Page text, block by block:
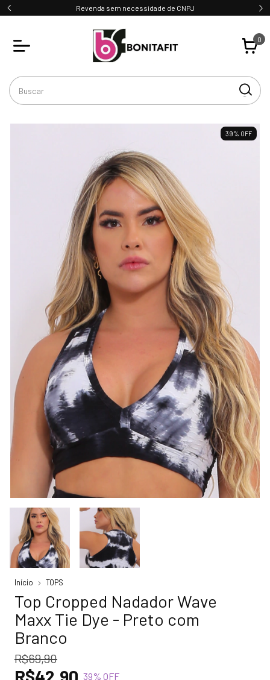
Revenda sem necessidade de CNPJ
0
39% OFF
Início TOPS
Top Cropped Nadador Wave
Maxx Tie Dye - Preto com
Branco
R$69,90
39% OFF